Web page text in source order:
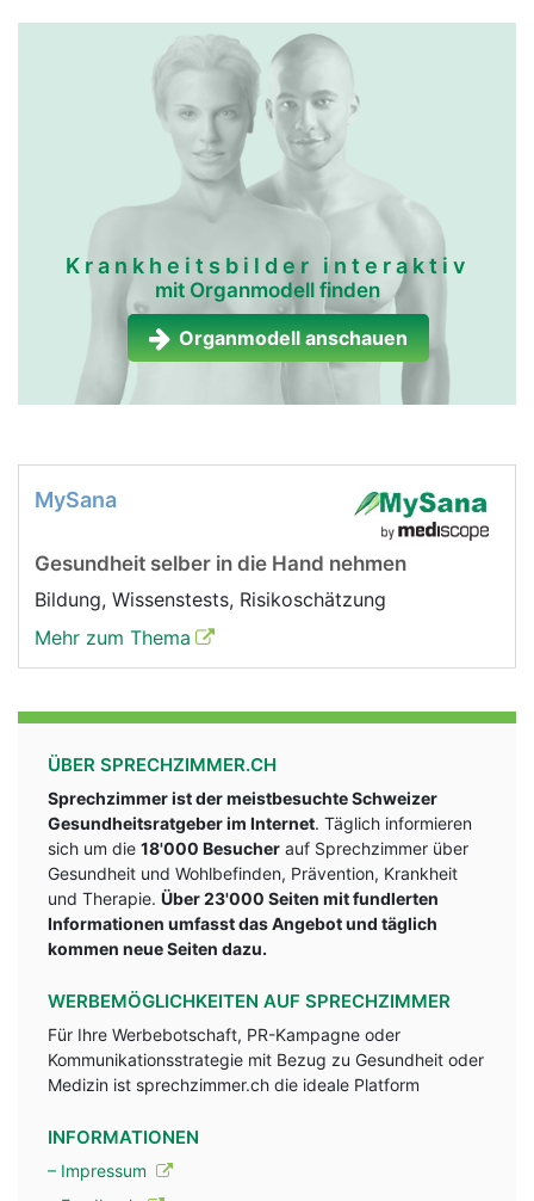
Krankheitsbilder interaktiv
mit Organmodell finden
Organmodell anschauen
MySana
Gesundheit selber in die Hand nehmen
Bildung, Wissenstests, Risikoschätzung
Mehr zum Thema
ÜBER SPRECHZIMMER.CH
Sprechzimmer ist der meistbesuchte Schweizer
Gesundheitsratgeber im Internet. Täglich informieren
sich um die 18'000 Besucher auf Sprechzimmer über
Gesundheit und Wohlbefinden, Prävention, Krankheit
und Therapie. Über 23'000 Seiten mit fundlerten
Informationen umfasst das Angebot und täglich
kommen neue Seiten dazu.
WERBEMÖGLICHKEITEN AUF SPRECHZIMMER
Für Ihre Werbebotschaft, PR-Kampagne oder
Kommunikationsstrategie mit Bezug zu Gesundheit oder
Medizin ist sprechzimmer.ch die ideale Platform
INFORMATIONEN
– Impressum